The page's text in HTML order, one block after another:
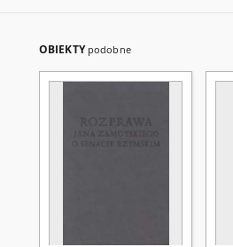
OBIEKTY podobne